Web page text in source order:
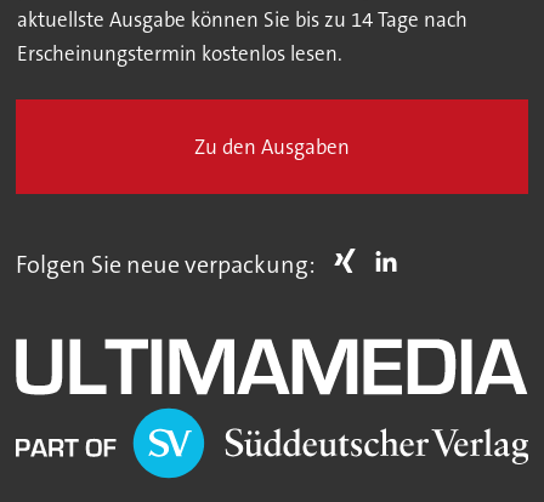
aktuellste Ausgabe können Sie bis zu 14 Tage nach
Erscheinungstermin kostenlos lesen.
Zu den Ausgaben
Folgen Sie neue verpackung: